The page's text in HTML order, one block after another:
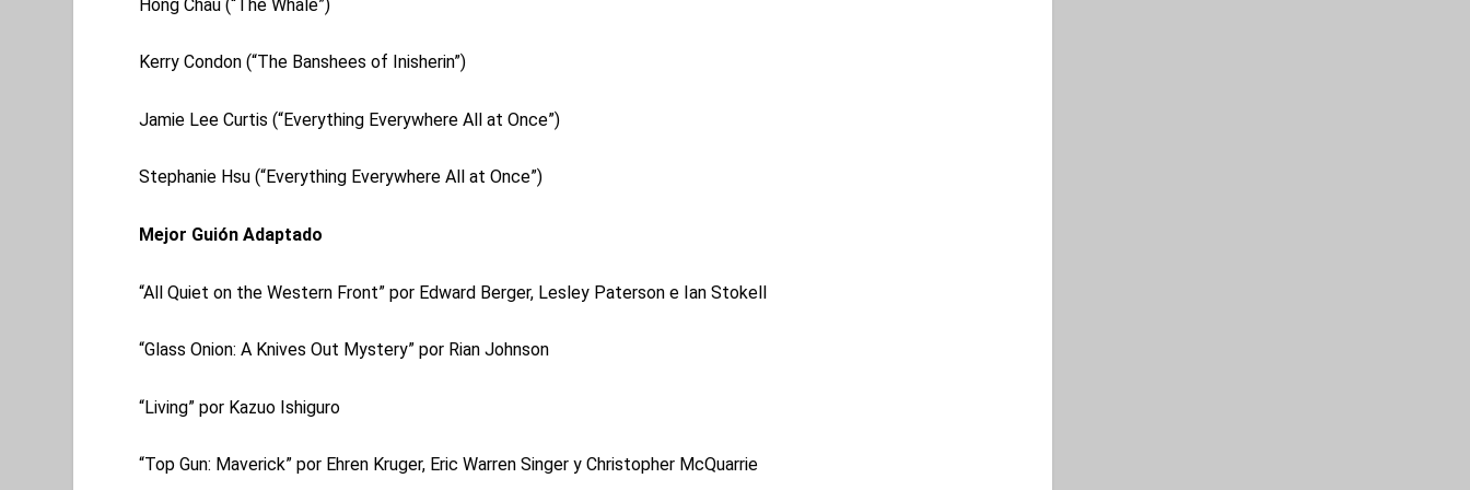
Hong Chau (“The Whale”)
Kerry Condon (“The Banshees of Inisherin”)
Jamie Lee Curtis (“Everything Everywhere All at Once”)
Stephanie Hsu (“Everything Everywhere All at Once”)
Mejor Guión Adaptado
“All Quiet on the Western Front” por Edward Berger, Lesley Paterson e Ian Stokell
“Glass Onion: A Knives Out Mystery” por Rian Johnson
“Living” por Kazuo Ishiguro
“Top Gun: Maverick” por Ehren Kruger, Eric Warren Singer y Christopher McQuarrie